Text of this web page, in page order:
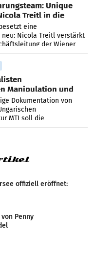
Unique
Treitl in die
eine
Nicola Treitl verstärkt
der Wiener
Seite von Josef Kalina und
Manipulation und
Dokumentation von
MTI soll die
Manipulation und
offiziell eröffnet:
Penny